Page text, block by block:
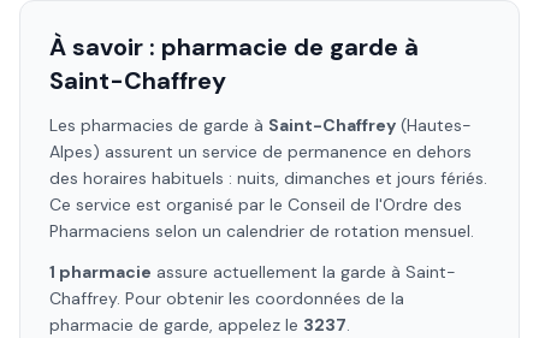
À savoir : pharmacie de garde à
Saint-Chaffrey
Les pharmacies de garde à Saint-Chaffrey (Hautes-
Alpes) assurent un service de permanence en dehors
des horaires habituels : nuits, dimanches et jours fériés.
Ce service est organisé par le Conseil de l'Ordre des
Pharmaciens selon un calendrier de rotation mensuel.
1 pharmacie assure actuellement la garde à Saint-
Chaffrey. Pour obtenir les coordonnées de la
pharmacie de garde, appelez le 3237.